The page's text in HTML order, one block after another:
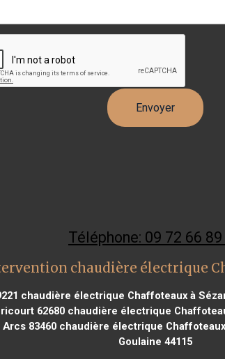
Téléphone: 09 72 66 89
chaudière électrique
chaudière électrique Chaffoteaux à
62680 chaudière électrique
83460chaudière électrique Chaffoteaux
Goulaine 44115